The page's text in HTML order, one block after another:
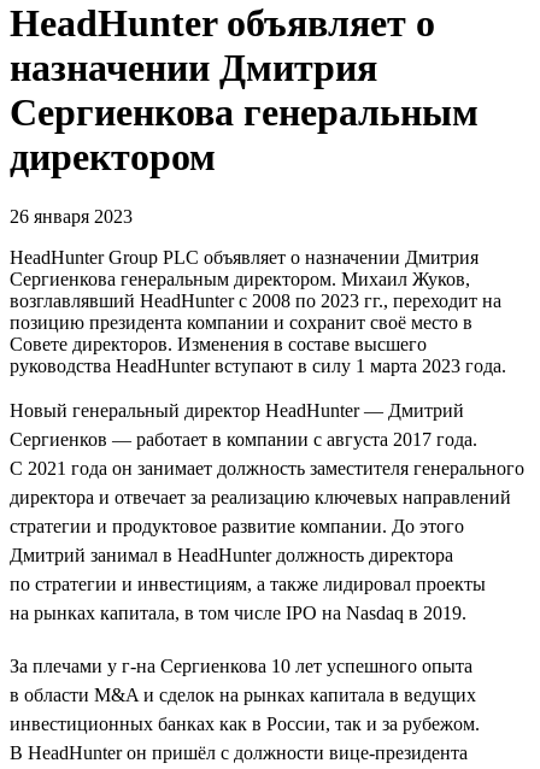
HeadHunter объявляет о
назначении Дмитрия
Сергиенкова генеральным
директором
26 января 2023
HeadHunter Group PLC объявляет о назначении Дмитрия
Сергиенкова генеральным директором. Михаил Жуков,
возглавлявший HeadHunter с 2008 по 2023 гг., переходит на
позицию президента компании и сохранит своё место в
Совете директоров. Изменения в составе высшего
руководства HeadHunter вступают в силу 1 марта 2023 года.
Новый генеральный директор HeadHunter — Дмитрий
Сергиенков — работает в компании с августа 2017 года.
C 2021 года он занимает должность заместителя генерального
директора и отвечает за реализацию ключевых направлений
стратегии и продуктовое развитие компании. До этого
Дмитрий занимал в HeadHunter должность директора
по стратегии и инвестициям, а также лидировал проекты
на рынках капитала, в том числе IPO на Nasdaq в 2019.
За плечами у г-на Сергиенкова 10 лет успешного опыта
в области M&A и сделок на рынках капитала в ведущих
инвестиционных банках как в России, так и за рубежом.
В HeadHunter он пришёл с должности вице-президента